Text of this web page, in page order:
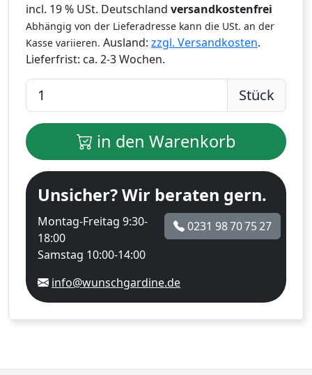
incl. 19 % USt. Deutschland versandkostenfrei
Abhängig von der Lieferadresse kann die USt. an der
Kasse variieren. Ausland: zzgl. Versandkosten.
Lieferfrist: ca. 2-3 Wochen.
Stück
in den Warenkorb
Unsicher? Wir beraten gern.
Montag-Freitag 9:30-
18:00
Samstag 10:00-14:00
0231 98 70 75 27
info@wunschgardine.de